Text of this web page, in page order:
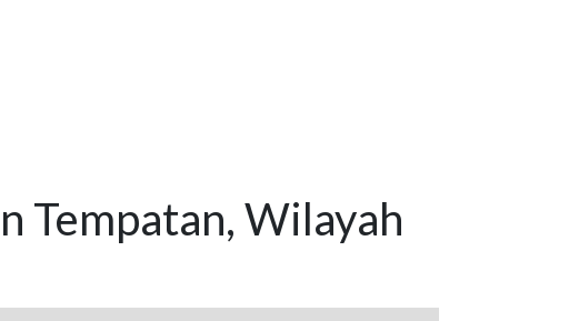
Tempatan, Wilayah